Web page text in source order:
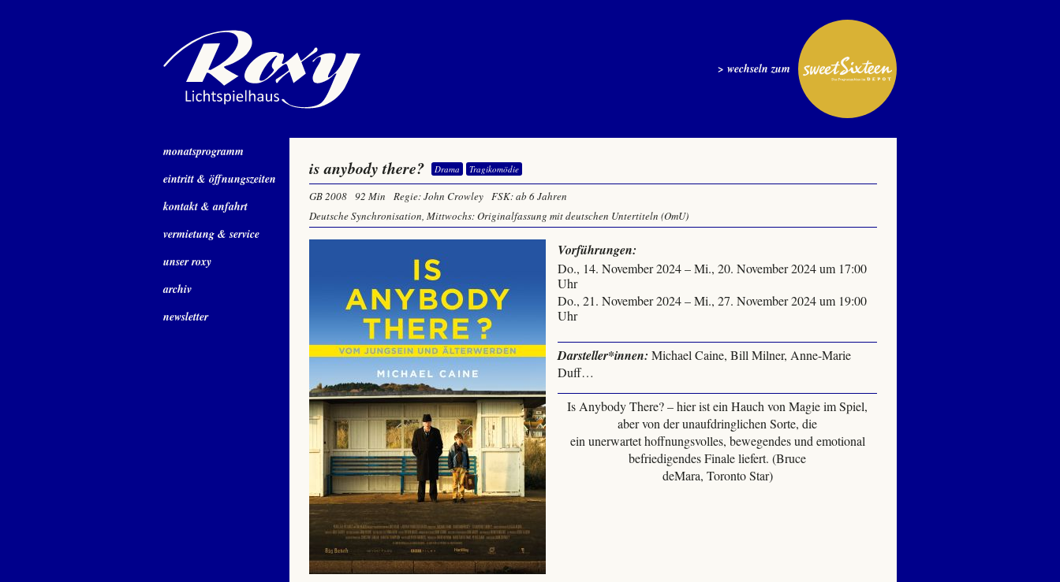
> wechseln zum
monatsprogramm
eintritt & öffnungszeiten
kontakt & anfahrt
vermietung & service
unser roxy
archiv
newsletter
is anybody there? Drama Tragikomödie
GB 2008 92 Min Regie: John Crowley FSK: ab 6 Jahren
Deutsche Synchronisation, Mittwochs: Originalfassung mit deutschen Untertiteln (OmU)
Vorführungen:
Do., 14. November 2024 – Mi., 20. November 2024 um 17:00
Uhr
Do., 21. November 2024 – Mi., 27. November 2024 um 19:00
Uhr
Darsteller*innen: Michael Caine, Bill Milner, Anne-Marie
Duff…
Is Anybody There? – hier ist ein Hauch von Magie im Spiel,
aber von der unaufdringlichen Sorte, die
ein unerwartet hoffnungsvolles, bewegendes und emotional
befriedigendes Finale liefert. (Bruce
deMara, Toronto Star)